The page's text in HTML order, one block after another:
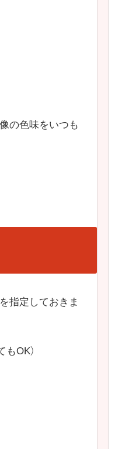
の色味をいつも
指定しておきま
OK）